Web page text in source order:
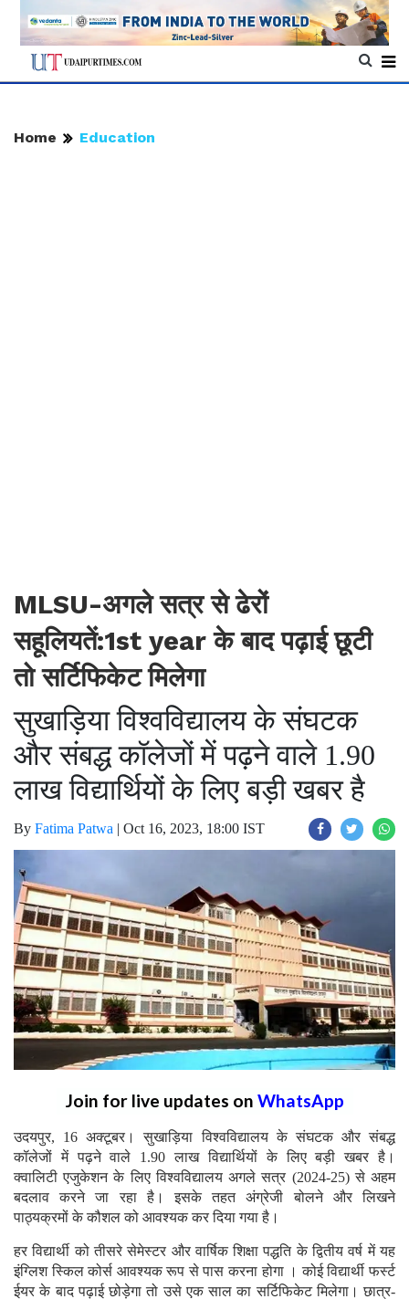
Home Education
MLSU-अगले सत्र से ढेरों
सहूलियतें:1st year के बाद पढ़ाई छूटी
तो सर्टिफिकेट मिलेगा
सुखाड़िया विश्वविद्यालय के संघटक
और संबद्ध कॉलेजों में पढ़ने वाले 1.90
लाख विद्यार्थियों के लिए बड़ी खबर है
By Fatima Patwa | Oct 16, 2023, 18:00 IST
Join for live updates on WhatsApp
उदयपुर, 16 अक्टूबर। सुखाड़िया विश्वविद्यालय के संघटक और संबद्ध
कॉलेजों में पढ़ने वाले 1.90 लाख विद्यार्थियों के लिए बड़ी खबर है।
क्वालिटी एजुकेशन के लिए विश्वविद्यालय अगले सत्र (2024-25) से अहम
बदलाव करने जा रहा है। इसके तहत अंग्रेजी बोलने और लिखने
पाठ्यक्रमों के कौशल को आवश्यक कर दिया गया है।
हर विद्यार्थी को तीसरे सेमेस्टर और वार्षिक शिक्षा पद्धति के द्वितीय वर्ष में यह
इंग्लिश स्किल कोर्स आवश्यक रूप से पास करना होगा । कोई विद्यार्थी फर्स्ट
ईयर के बाद पढ़ाई छोड़ेगा तो उसे एक साल का सर्टिफिकेट मिलेगा। छात्र-